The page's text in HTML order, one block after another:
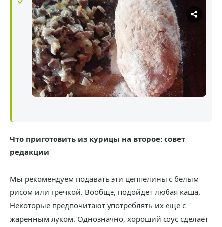
Что приготовить из курицы на второе: совет
редакции
Мы рекомендуем подавать эти цеппелины с белым
рисом или гречкой. Вообще, подойдет любая каша.
Некоторые предпочитают употреблять их еще с
жаренным луком. Однозначно, хороший соус сделает